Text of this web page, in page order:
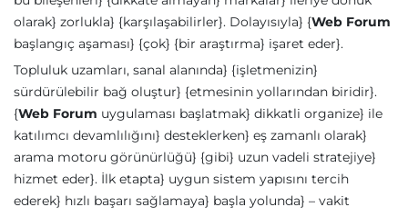
olarak} zorlukla} {karşılaşabilirler}. Dolayısıyla} {Web Forum
başlangıç aşaması} {çok} {bir araştırma} işaret eder}.
Topluluk uzamları, sanal alanında} {işletmenizin}
sürdürülebilir bağ oluştur} {etmesinin yollarından biridir}.
{Web Forum uygulaması başlatmak} dikkatli organize} ile
katılımcı devamlılığını} desteklerken} eş zamanlı olarak}
arama motoru görünürlüğü} {gibi} uzun vadeli stratejiye}
hizmet eder}. İlk etapta} uygun sistem yapısını tercih
ederek} hızlı başarı sağlamaya} başla yolunda} – vakit